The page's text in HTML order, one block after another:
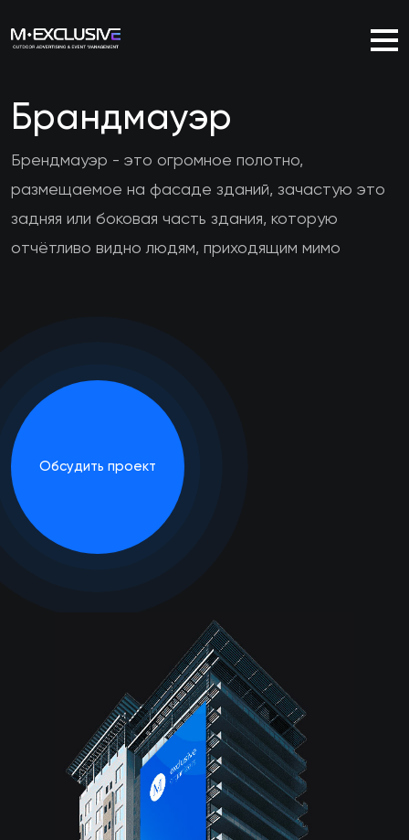
Брандмауэр
Брендмауэр - это огромное полотно,
размещаемое на фасаде зданий, зачастую это
задняя или боковая часть здания, которую
отчётливо видно людям, приходящим мимо
Обсудить проект